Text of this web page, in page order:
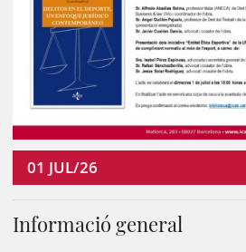
01 JUL/26
Informació general